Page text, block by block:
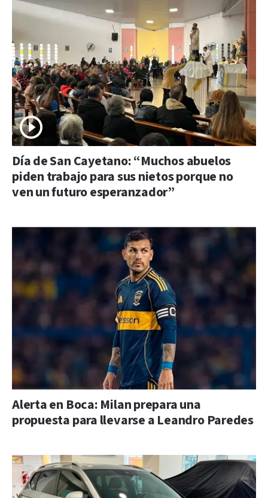
Día de San Cayetano: “Muchos abuelos
piden trabajo para sus nietos porque no
ven un futuro esperanzador”
Alerta en Boca: Milan prepara una
propuesta para llevarse a Leandro Paredes